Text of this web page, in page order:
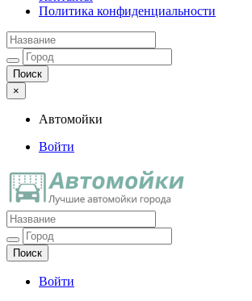
Политика конфиденциальности
×
Автомойки
Войти
Автомойки
Ещё один сайт на WordPress
Войти